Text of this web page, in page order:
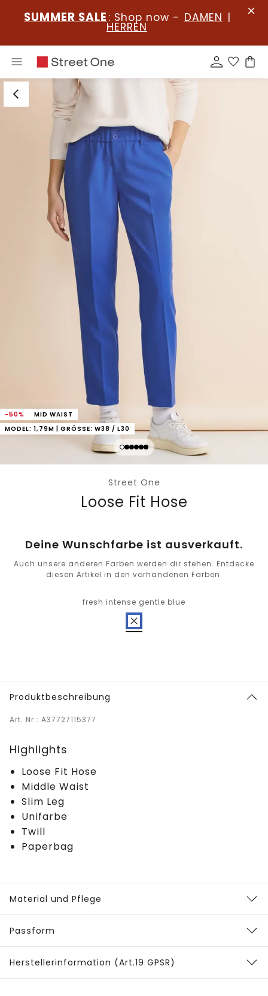
SUMMER SALE : Shop now - DAMEN |
HERREN
-50%
MID WAIST
MODEL: 1,79M | GRÖSSE: W38 / L30
Street One
Loose Fit Hose
Deine Wunschfarbe ist ausverkauft.
Auch unsere anderen Farben werden dir stehen. Entdecke
diesen Artikel in den vorhandenen Farben.
fresh intense gentle blue
Produktbeschreibung
Art. Nr.: A37727115377
Highlights
Loose Fit Hose
Middle Waist
Slim Leg
Unifarbe
Twill
Paperbag
Material und Pflege
Passform
Herstellerinformation (Art.19 GPSR)